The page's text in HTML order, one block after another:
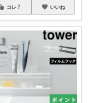
コレ いいね